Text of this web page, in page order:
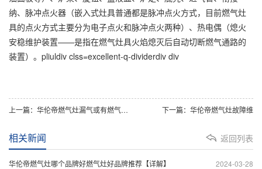
纳、脉冲点火器（嵌入式灶具普通都是脉冲点火方式，目前燃气灶
具的点火方式主要分为电子点火和脉冲点火两种）、热电偶（熄火
安稳维护装置——是指在燃气灶具火焰熄灭后自动切断燃气通路的
装置）。pliuldiv clss=excellent-q-dividerdiv div
上一篇：华伦帝燃气灶漏气或有燃气异必须上报维修人员 下一篇：华伦帝燃气灶故障维
返回列表
相关新闻
2024-03-28
华伦帝燃气灶哪个品牌好燃气灶好品牌推荐【详解】